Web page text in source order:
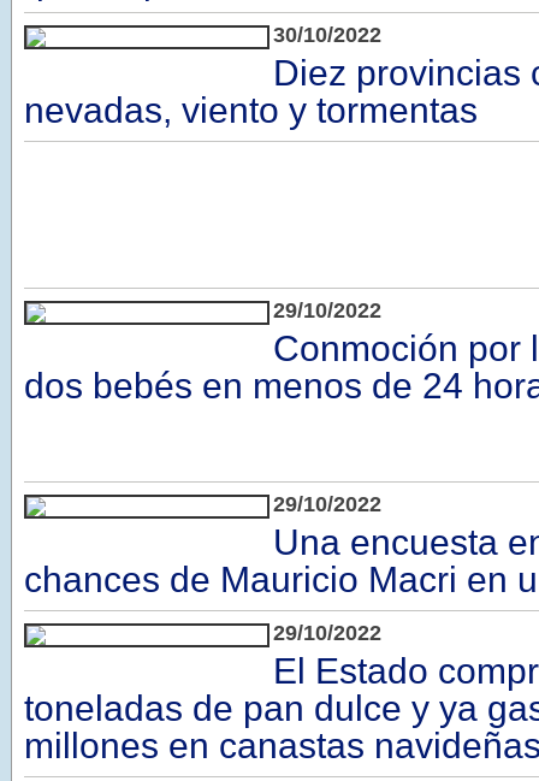
30/10/2022
Diez provincias
nevadas, viento y tormentas
29/10/2022
Conmoción por
dos bebés en menos de 24
29/10/2022
Una encuesta
chances de Mauricio Macri en
29/10/2022
El Estado
toneladas de pan dulce y ya
millones en canastas